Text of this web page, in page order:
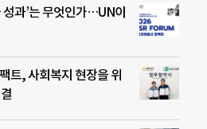
과’는 무엇인가…UN이
트, 사회복지 현장을 위